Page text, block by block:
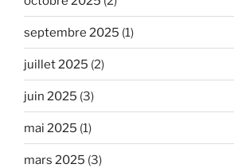
septembre 2025 (1)
juillet 2025 (2)
juin 2025 (3)
mai 2025 (1)
mars 2025 (3)